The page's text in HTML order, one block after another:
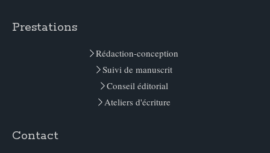
Prestations
Rédaction-conception
Suivi de manuscrit
Conseil éditorial
Ateliers d'écriture
Contact